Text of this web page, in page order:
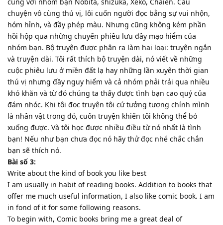
chuyện vô cùng thú vị, lôi cuốn người đọc bằng sự vui nhộn,
hóm hỉnh, và đầy phép màu. Nhưng cũng không kém phần
hồi hộp qua những chuyến phiêu lưu đầy mạo hiểm của
nhóm bạn. Bộ truyện được phân ra làm hai loại: truyện ngắn
và truyện dài. Tôi rất thích bộ truyện dài, nó viết về những
cuộc phiêu lưu ở miền đất lạ hay những lần xuyên thời gian
thú vị nhưng đầy nguy hiểm và cả nhóm phải trải qua nhiều
khó khăn và từ đó chúng ta thấy được tình bạn cao quý của
đám nhóc. Khi tôi đọc truyện tôi cứ tưởng tượng chính mình
là nhân vật trong đó, cuốn truyện khiến tôi không thể bỏ
xuống được. Và tôi học được nhiều điều từ nó nhất là tình
bạn! Nếu như bạn chưa đọc nó hãy thử đọc nhé chắc chắn
bạn sẽ thích nó.
Bài số 3:
Write about the kind of book you like best
I am usually in habit of reading books. Addition to books that
offer me much useful information, I also like comic book. I am
in fond of it for some following reasons.
To begin with, Comic books bring me a great deal of